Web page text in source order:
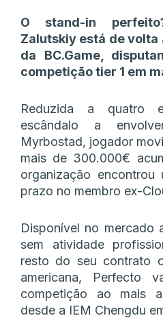
O stand-in
Zalutskiy está de volta
da BC.Game,
competição tier 1 em
Reduzida a quatro
escândalo a
Myrbostad, jogador
mais de 300.000€
organização
prazo no membro ex-
Disponível no mercado
sem atividade
resto do seu contrato
americana, Perfecto
competição ao mais
desde a IEM Chengdu